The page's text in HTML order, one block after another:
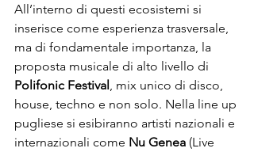
All’interno di questi ecosistemi si
inserisce come esperienza trasversale,
ma di fondamentale importanza, la
proposta musicale di alto livello di
Polifonic Festival , mix unico di disco,
house, techno e non solo. Nella line up
pugliese si esibiranno artisti nazionali e
internazionali come Nu Genea (Live